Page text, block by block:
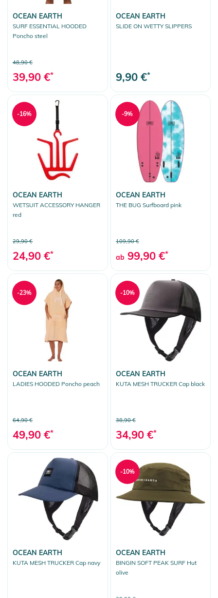
OCEAN EARTH
SURF ESSENTIAL HOODED
Poncho steel
48,90 €
39,90 €*
OCEAN EARTH
SLIDE ON WETTY SLIPPERS
9,90 €*
OCEAN EARTH
WETSUIT ACCESSORY HANGER
red
29,90 €
24,90 €*
-16%
OCEAN EARTH
THE BUG Surfboard pink
109,90 €
ab 99,90 €*
-9%
OCEAN EARTH
LADIES HOODED Poncho peach
64,90 €
49,90 €*
-23%
OCEAN EARTH
KUTA MESH TRUCKER Cap black
38,90 €
34,90 €*
-10%
OCEAN EARTH
KUTA MESH TRUCKER Cap navy
OCEAN EARTH
BINGIN SOFT PEAK SURF Hut
olive
-10%